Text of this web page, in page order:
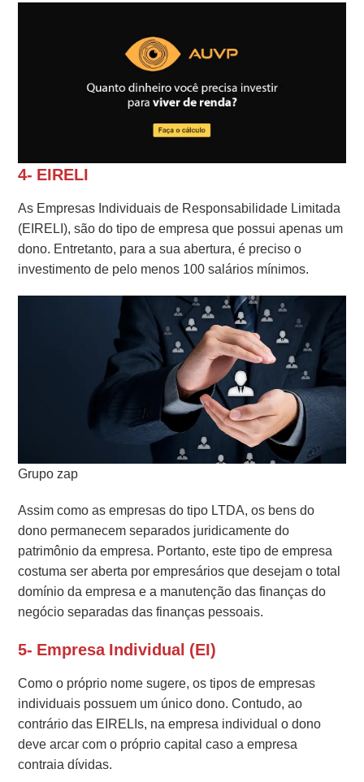
4- EIRELI
As Empresas Individuais de Responsabilidade Limitada
(EIRELI), são do tipo de empresa que possui apenas um
dono. Entretanto, para a sua abertura, é preciso o
investimento de pelo menos 100 salários mínimos.
Grupo zap
Assim como as empresas do tipo LTDA, os bens do
dono permanecem separados juridicamente do
patrimônio da empresa. Portanto, este tipo de empresa
costuma ser aberta por empresários que desejam o total
domínio da empresa e a manutenção das finanças do
negócio separadas das finanças pessoais.
5- Empresa Individual (EI)
Como o próprio nome sugere, os tipos de empresas
individuais possuem um único dono. Contudo, ao
contrário das EIRELIs, na empresa individual o dono
deve arcar com o próprio capital caso a empresa
contraia dívidas.